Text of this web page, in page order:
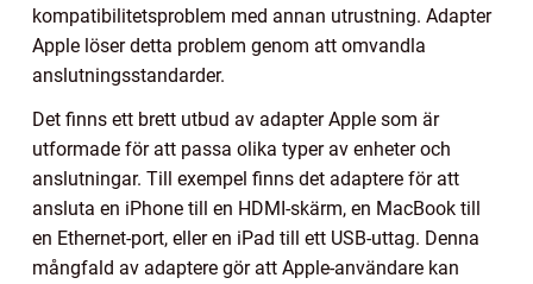
kompatibilitetsproblem med annan utrustning. Adapter
Apple löser detta problem genom att omvandla
anslutningsstandarder.
Det finns ett brett utbud av adapter Apple som är
utformade för att passa olika typer av enheter och
anslutningar. Till exempel finns det adaptere för att
ansluta en iPhone till en HDMI-skärm, en MacBook till
en Ethernet-port, eller en iPad till ett USB-uttag. Denna
mångfald av adaptere gör att Apple-användare kan